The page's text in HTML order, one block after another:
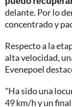
delante. Por lo
concentrado y
Respecto a la
alta velocidad,
Evenepoel
"Ha sido una
49 km/h y un